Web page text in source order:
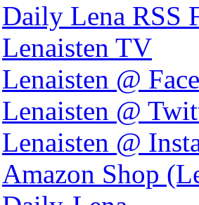
Daily Lena RSS
Lenaisten TV
Lenaisten @
Lenaisten @
Lenaisten @
Amazon Shop